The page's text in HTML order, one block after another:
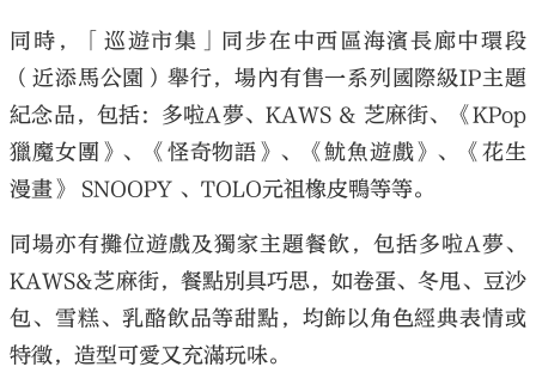
同時，「巡遊市集」同步在中西區海濱長廊中環段
（近添馬公園）舉行，場內有售一系列國際級IP主題
紀念品，包括：多啦A夢、KAWS & 芝麻街、《KPop
獵魔女團》、《怪奇物語》、《魷魚遊戲》、《花生
漫畫》 SNOOPY 、TOLO元祖橡皮鴨等等。
同場亦有攤位遊戲及獨家主題餐飲，包括多啦A夢、
KAWS&芝麻街，餐點別具巧思，如卷蛋、冬甩、豆沙
包、雪糕、乳酪飲品等甜點，均飾以角色經典表情或
特徵，造型可愛又充滿玩味。